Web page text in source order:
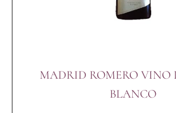
MADRID ROMERO VINO
BLANCO